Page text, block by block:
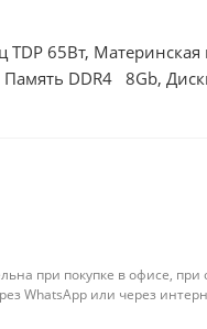
65Вт, Материнская
Память DDR4 8Gb,
при покупке в офисе,
WhatsApp или через